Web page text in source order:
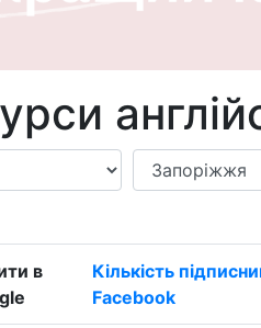
в
Кількість
Facebook